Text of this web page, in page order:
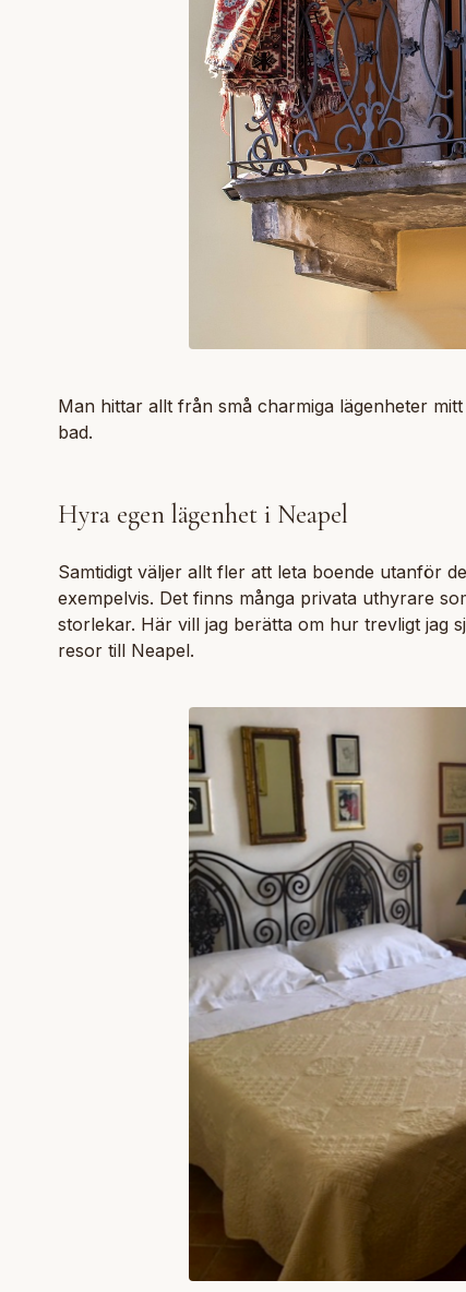
Man hittar allt från små charmiga lägenheter
bad.
Hyra egen lägenhet i Neapel
Samtidigt väljer allt fler att leta boende utanför
exempelvis. Det finns många privata uthyrare
storlekar. Här vill jag berätta om hur trevligt jag
resor till Neapel.